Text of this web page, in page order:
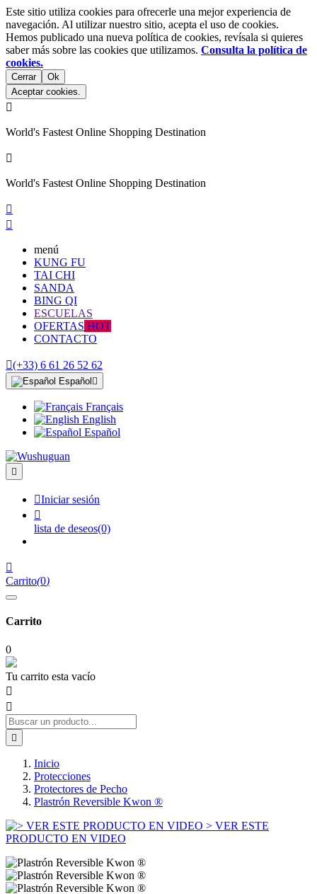
Este sitio utiliza cookies para ofrecerle una mejor experiencia de
navegación. Al utilizar nuestro sitio, acepta el uso de cookies.
Hemos publicado una nueva política de cookies, revísala si quieres
saber más sobre las cookies que utilizamos. Consulta la política de
cookies.
Cerrar
Ok
Aceptar cookies.

World's Fastest Online Shopping Destination

World's Fastest Online Shopping Destination


menú
KUNG FU
TAI CHI
SANDA
BING QI
ESCUELAS
OFERTAS HOT
CONTACTO
(+33) 6 61 26 52 62
Español 
Français
English
Español

Iniciar sesión

lista de deseos(0)

Carrito(0)
Carrito
0
Tu carrito esta vacío



Inicio
Protecciones
Protectores de Pecho
Plastrón Reversible Kwon ®
> VER ESTE
PRODUCTO EN VIDEO